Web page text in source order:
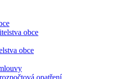
obce
obce
opatření